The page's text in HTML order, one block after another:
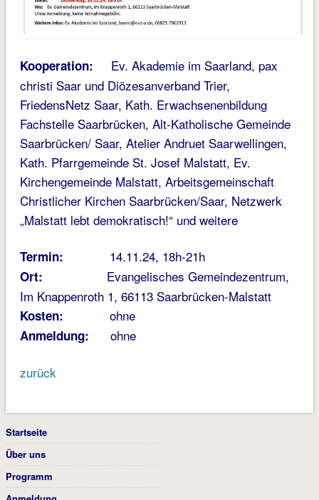
Kooperation: Ev. Akademie im Saarland, pax
christi Saar und Diözesanverband Trier,
FriedensNetz Saar, Kath. Erwachse­nenbildung
Fachstelle Saarbrücken, Alt-Katholische Gemeinde
Saarbrücken/ Saar, Atelier Andruet Saarwellingen,
Kath. Pfarrgemeinde St. Josef Malstatt, Ev.
Kirchengemeinde Malstatt, Arbeits­gemeinschaft
Christlicher Kirchen Saarbrücken/Saar, Netzwerk
„Malstatt lebt demokratisch!“ und weitere
Termin: 14.11.24, 18h-21h
Ort: Evangelisches Gemeindezentrum,
Im Knappenroth 1, 66113 Saarbrücken-Malstatt
Kosten: ohne
Anmeldung: ohne
zurück
Startseite
Über uns
Programm